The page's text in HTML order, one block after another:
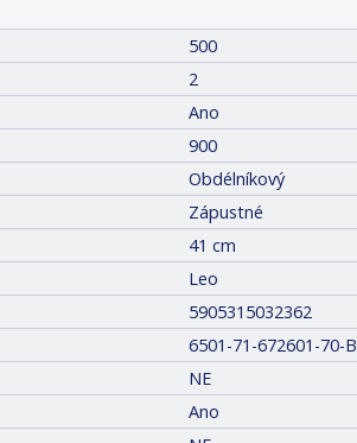
500
2
Ano
900
Obdélníkový
Zápustné
41 cm
Leo
5905315032362
6501-71-672601-70-B
NE
Ano